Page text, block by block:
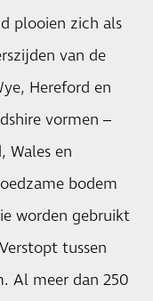
plooien zich als
van de
Hereford en
vormen –
Wales en
bodem
worden gebruikt
tussen
Al meer dan 250